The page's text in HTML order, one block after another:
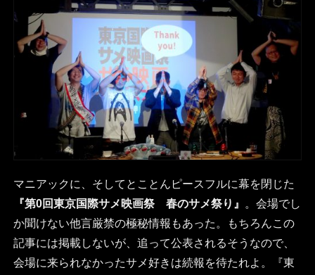
マニアックに、そしてとことんピースフルに幕を閉じた
『第0回東京国際サメ映画祭 春のサメ祭り』
。会場でし
か聞けない他言厳禁の極秘情報もあった。もちろんこの
記事には掲載しないが、追って公表されるそうなので、
会場に来られなかったサメ好きは続報を待たれよ。『東